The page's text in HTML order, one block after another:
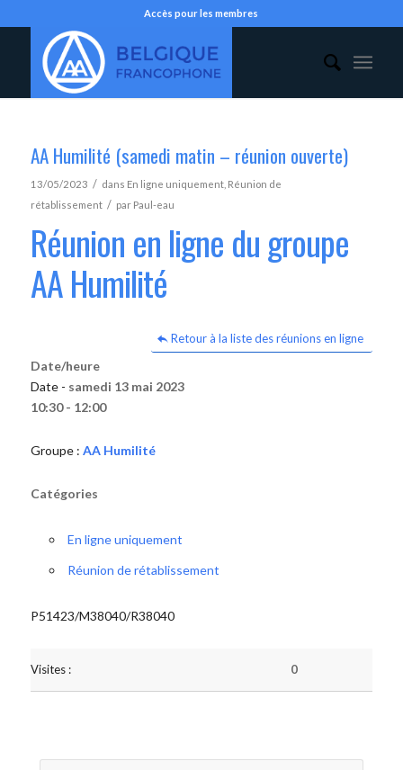
Accès pour les membres
AA Humilité (samedi matin – réunion ouverte)
13/05/2023 / dans En ligne uniquement, Réunion de
rétablissement / par Paul-eau
Réunion en ligne du groupe
AA Humilité
Retour à la liste des réunions en ligne
Date/heure
Date - samedi 13 mai 2023
10:30 - 12:00
Groupe : AA Humilité
Catégories
En ligne uniquement
Réunion de rétablissement
P51423/M38040/R38040
Visites : 0